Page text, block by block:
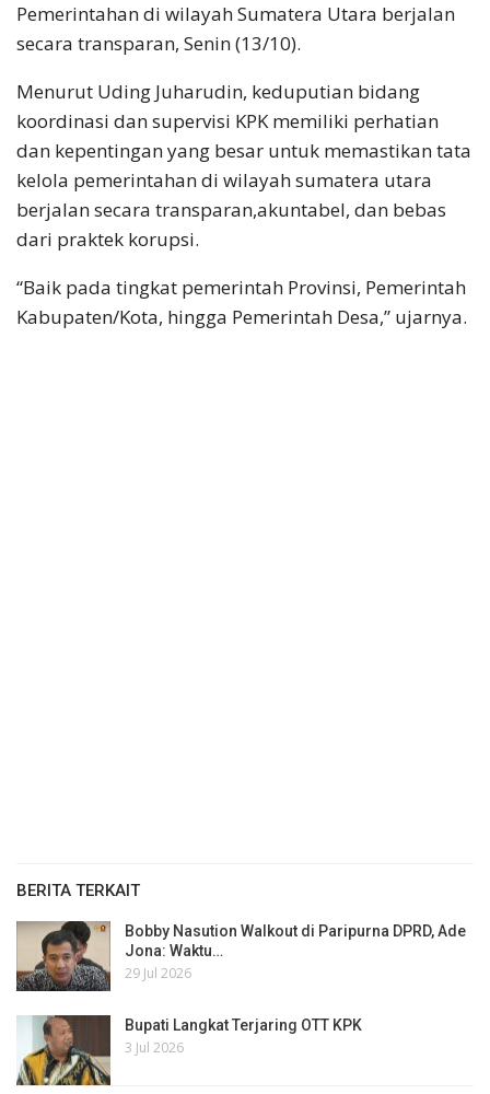
Pemerintahan di wilayah Sumatera Utara berjalan
secara transparan, Senin (13/10).
Menurut Uding Juharudin, keduputian bidang
koordinasi dan supervisi KPK memiliki perhatian
dan kepentingan yang besar untuk memastikan tata
kelola pemerintahan di wilayah sumatera utara
berjalan secara transparan,akuntabel, dan bebas
dari praktek korupsi.
“Baik pada tingkat pemerintah Provinsi, Pemerintah
Kabupaten/Kota, hingga Pemerintah Desa,” ujarnya.
BERITA TERKAIT
Bobby Nasution Walkout di Paripurna DPRD, Ade
Jona: Waktu…
29 Jul 2026
Bupati Langkat Terjaring OTT KPK
3 Jul 2026